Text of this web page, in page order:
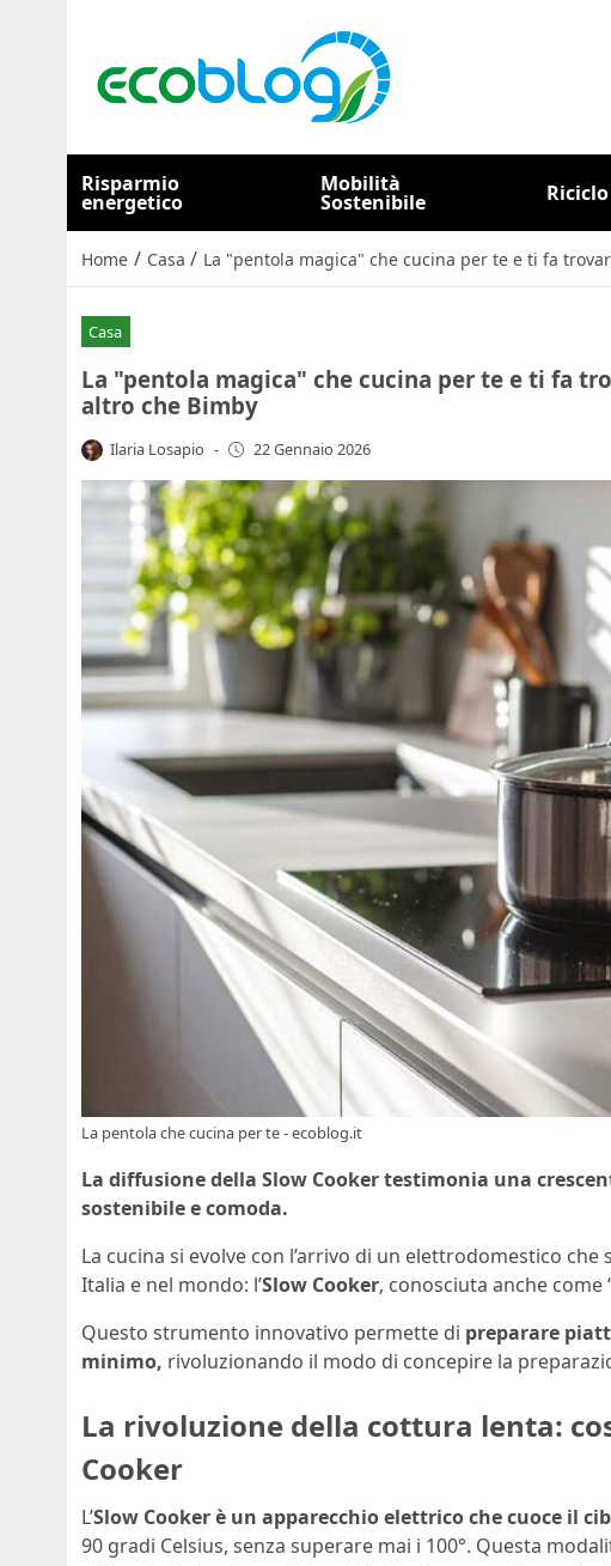
Risparmio
energetico
Mobilità
Sostenibile Riciclo
Home / Casa / La "pentola magica" che cucina per te e ti fa
Casa
La "pentola magica" che cucina per te e ti fa
altro che Bimby
Ilaria Losapio - 22 Gennaio 2026
La pentola che cucina per te - ecoblog.it
La diffusione della Slow Cooker testimonia una
sostenibile e comoda.
La cucina si evolve con l’arrivo di un elettrodomestico
Italia e nel mondo: l’Slow Cooker, conosciuta anche come
Questo strumento innovativo permette di preparare
minimo, rivoluzionando il modo di concepire la
La rivoluzione della cottura lenta:
Cooker
L’Slow Cooker è un apparecchio elettrico che cuoce il
90 gradi Celsius, senza superare mai i 100°. Questa